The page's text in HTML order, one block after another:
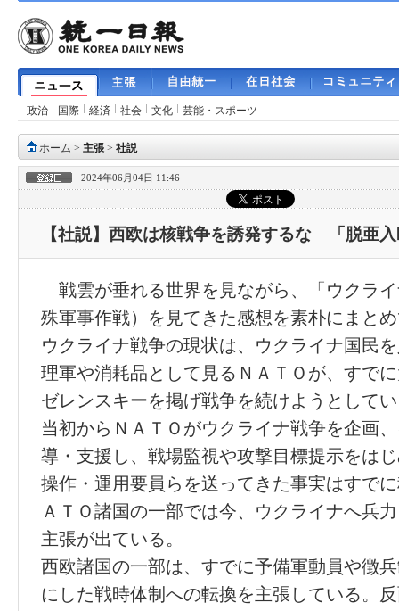
政治 国際 経済 社会 文化 芸能・スポーツ
ホーム > 主張> 社説
2024年06月04日 11:46
【社説】西欧は核戦争を誘発するな 「脱亜
戦雲が垂れる世界を見ながら、「ウクラ
殊軍事作戦）を見てきた感想を素朴にまと
ウクライナ戦争の現状は、ウクライナ国民
理軍や消耗品として見るＮＡＴＯが、すで
ゼレンスキーを掲げ戦争を続けようとして
当初からＮＡＴＯがウクライナ戦争を企画
導・支援し、戦場監視や攻撃目標提示をは
操作・運用要員らを送ってきた事実はすで
ＡＴＯ諸国の一部では今、ウクライナへ兵
主張が出ている。
西欧諸国の一部は、すでに予備軍動員や徴
にした戦時体制への転換を主張している。